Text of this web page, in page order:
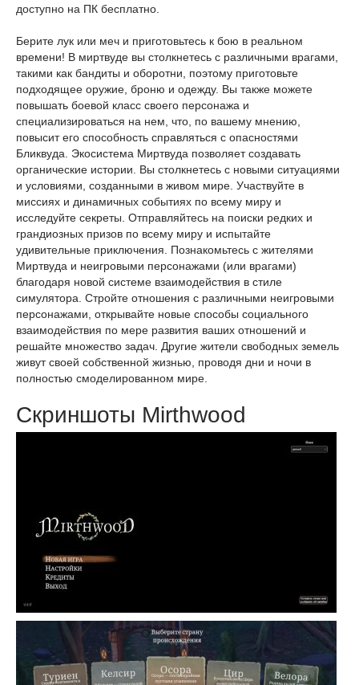
доступно на ПК бесплатно.
Берите лук или меч и приготовьтесь к бою в реальном
времени! В миртвуде вы столкнетесь с различными врагами,
такими как бандиты и оборотни, поэтому приготовьте
подходящее оружие, броню и одежду. Вы также можете
повышать боевой класс своего персонажа и
специализироваться на нем, что, по вашему мнению,
повысит его способность справляться с опасностями
Бликвуда. Экосистема Миртвуда позволяет создавать
органические истории. Вы столкнетесь с новыми ситуациями
и условиями, созданными в живом мире. Участвуйте в
миссиях и динамичных событиях по всему миру и
исследуйте секреты. Отправляйтесь на поиски редких и
грандиозных призов по всему миру и испытайте
удивительные приключения. Познакомьтесь с жителями
Миртвуда и неигровыми персонажами (или врагами)
благодаря новой системе взаимодействия в стиле
симулятора. Стройте отношения с различными неигровыми
персонажами, открывайте новые способы социального
взаимодействия по мере развития ваших отношений и
решайте множество задач. Другие жители свободных земель
живут своей собственной жизнью, проводя дни и ночи в
полностью смоделированном мире.
Скриншоты Mirthwood